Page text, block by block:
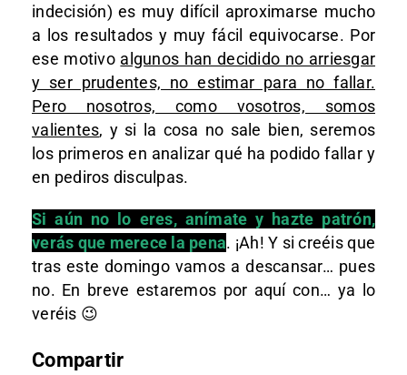
indecisión) es muy difícil aproximarse mucho
a los resultados y muy fácil equivocarse. Por
ese motivo algunos han decidido no arriesgar
y ser prudentes, no estimar para no fallar.
Pero nosotros, como vosotros, somos
valientes, y si la cosa no sale bien, seremos
los primeros en analizar qué ha podido fallar y
en pediros disculpas.
Si aún no lo eres, anímate y hazte patrón,
verás que merece la pena. ¡Ah! Y si creéis que
tras este domingo vamos a descansar… pues
no. En breve estaremos por aquí con… ya lo
veréis 😉
Compartir